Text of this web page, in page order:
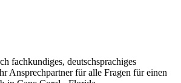
fachkundiges, deutschsprachiges
Ansprechpartner für alle Fragen für einen